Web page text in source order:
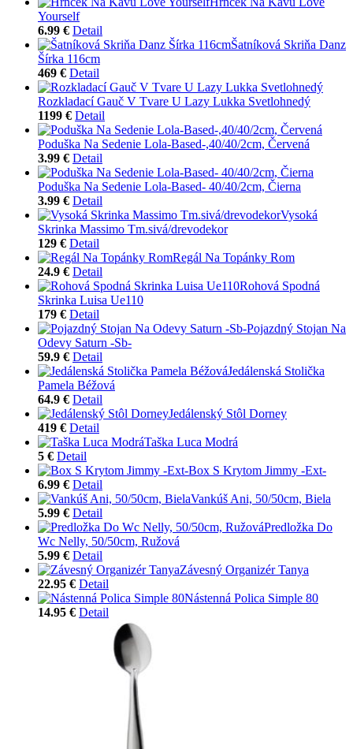
Yourself
6.99 € Detail
Šatníková Skriňa Danz
Šírka 116cm
469 € Detail
Rozkladací Gauč V Tvare U Lazy Lukka Svetlohnedý
1199 € Detail
Poduška Na Sedenie Lola-Based-,40/40/2cm, Červená
3.99 € Detail
Poduška Na Sedenie Lola-Based- 40/40/2cm, Čierna
3.99 € Detail
Vysoká
Skrinka Massimo Tm.sivá/drevodekor
129 € Detail
Regál Na Topánky Rom
24.9 € Detail
Rohová Spodná
Skrinka Luisa Ue110
179 € Detail
Pojazdný Stojan Na
Odevy Saturn -Sb-
59.9 € Detail
Jedálenská Stolička
Pamela Béžová
64.9 € Detail
Jedálenský Stôl Dorney
419 € Detail
Taška Luca Modrá
5 € Detail
Box S Krytom Jimmy -Ext-
6.99 € Detail
Vankúš Ani, 50/50cm, Biela
5.99 € Detail
Predložka Do
Wc Nelly, 50/50cm, Ružová
5.99 € Detail
Závesný Organizér Tanya
22.95 € Detail
Nástenná Polica Simple 80
14.95 € Detail